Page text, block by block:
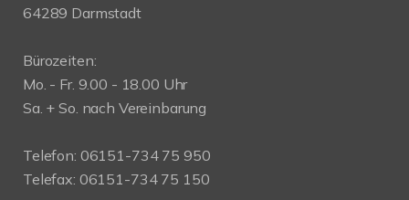
64289 Darmstadt
Bürozeiten:
Mo. - Fr. 9.00 - 18.00 Uhr
Sa. + So. nach Vereinbarung
Telefon: 06151-734 75 950
Telefax: 06151-734 75 150